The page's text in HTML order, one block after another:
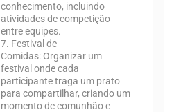
conhecimento, incluindo
atividades de competição
entre equipes.
7. Festival de
Comidas: Organizar um
festival onde cada
participante traga um prato
para compartilhar, criando um
momento de comunhão e